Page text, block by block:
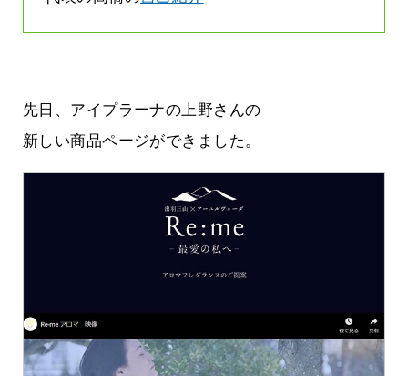
先日、アイプラーナの上野さんの
新しい商品ページができました。